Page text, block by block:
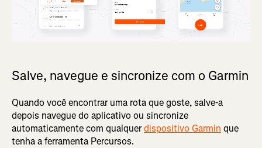
Salve, navegue e sincronize com o Garmin
Quando você encontrar uma rota que goste, salve-a
depois navegue do aplicativo ou sincronize
automaticamente com qualquerdispositivo Garmin que
tenha a ferramenta Percursos.